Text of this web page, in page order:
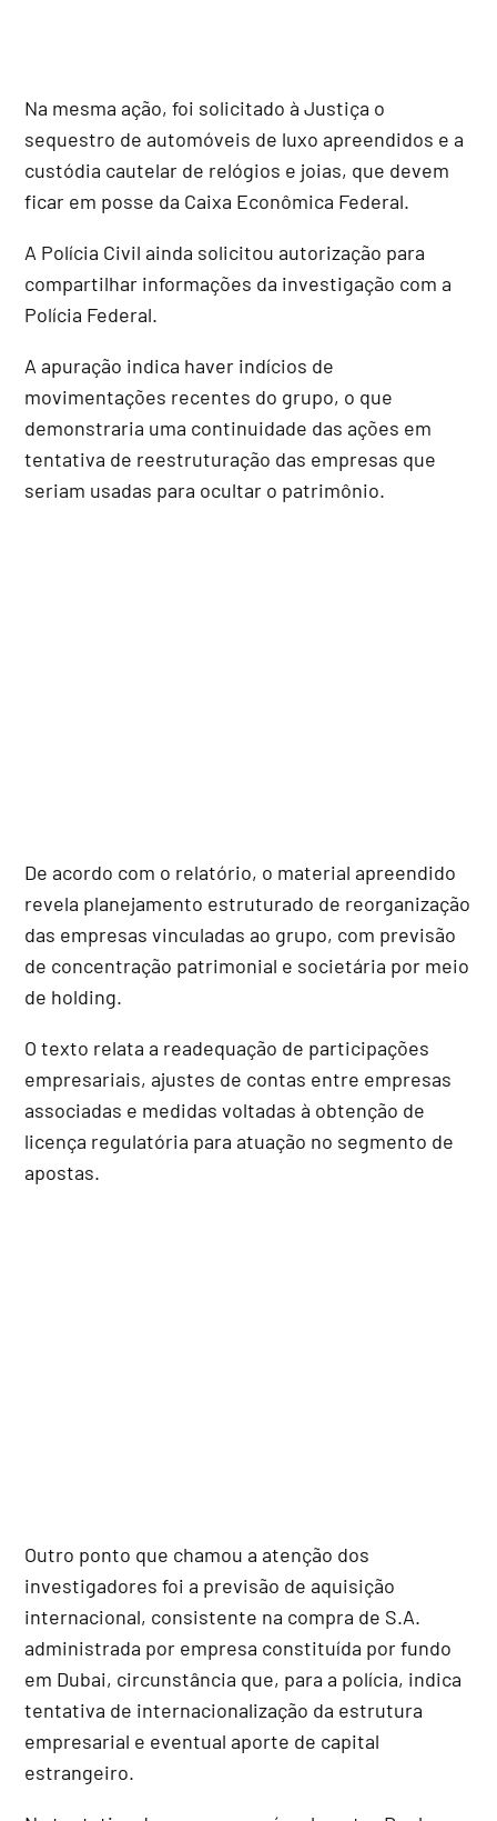
Na mesma ação, foi solicitado à Justiça o
sequestro de automóveis de luxo apreendidos e a
custódia cautelar de relógios e joias, que devem
ficar em posse da Caixa Econômica Federal.
A Polícia Civil ainda solicitou autorização para
compartilhar informações da investigação com a
Polícia Federal.
A apuração indica haver indícios de
movimentações recentes do grupo, o que
demonstraria uma continuidade das ações em
tentativa de reestruturação das empresas que
seriam usadas para ocultar o patrimônio.
De acordo com o relatório, o material apreendido
revela planejamento estruturado de reorganização
das empresas vinculadas ao grupo, com previsão
de concentração patrimonial e societária por meio
de holding.
O texto relata a readequação de participações
empresariais, ajustes de contas entre empresas
associadas e medidas voltadas à obtenção de
licença regulatória para atuação no segmento de
apostas.
Outro ponto que chamou a atenção dos
investigadores foi a previsão de aquisição
internacional, consistente na compra de S.A.
administrada por empresa constituída por fundo
em Dubai, circunstância que, para a polícia, indica
tentativa de internacionalização da estrutura
empresarial e eventual aporte de capital
estrangeiro.